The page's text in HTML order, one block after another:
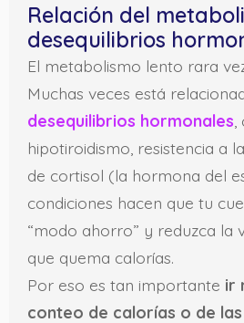
Relación del
desequilibrios
El metabolismo lento rara
Muchas veces está
desequilibrios hormonales
hipotiroidismo, resistencia a
de cortisol (la hormona del
condiciones hacen que tu
“modo ahorro” y reduzca la
que quema calorías.
Por eso es tan importante ir
conteo de calorías o de